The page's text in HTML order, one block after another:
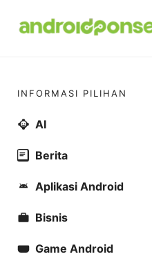
INFORMASI PILIHAN
AI
Berita
Aplikasi Android
Bisnis
Game Android